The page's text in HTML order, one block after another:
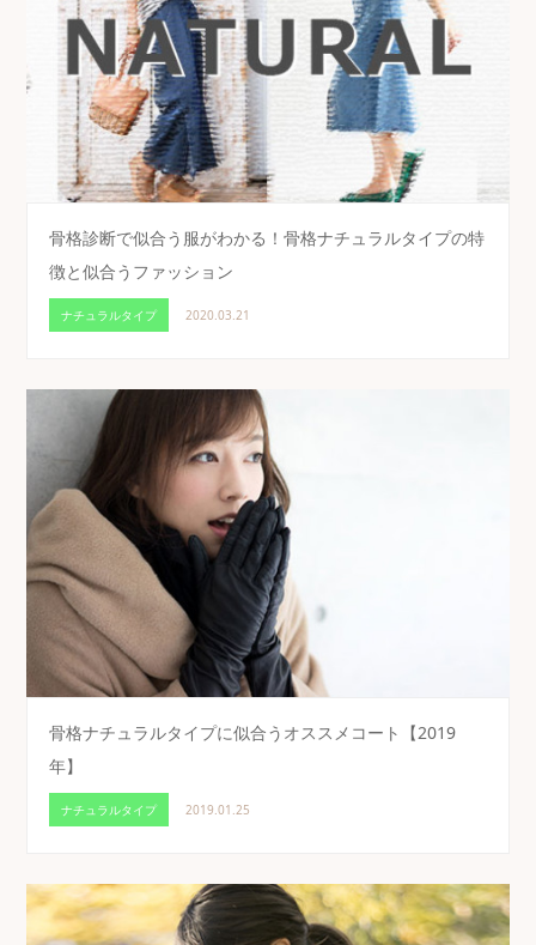
骨格診断で似合う服がわかる！骨格ナチュラルタイプの特
徴と似合うファッション
ナチュラルタイプ 2020.03.21
骨格ナチュラルタイプに似合うオススメコート【2019
年】
ナチュラルタイプ 2019.01.25